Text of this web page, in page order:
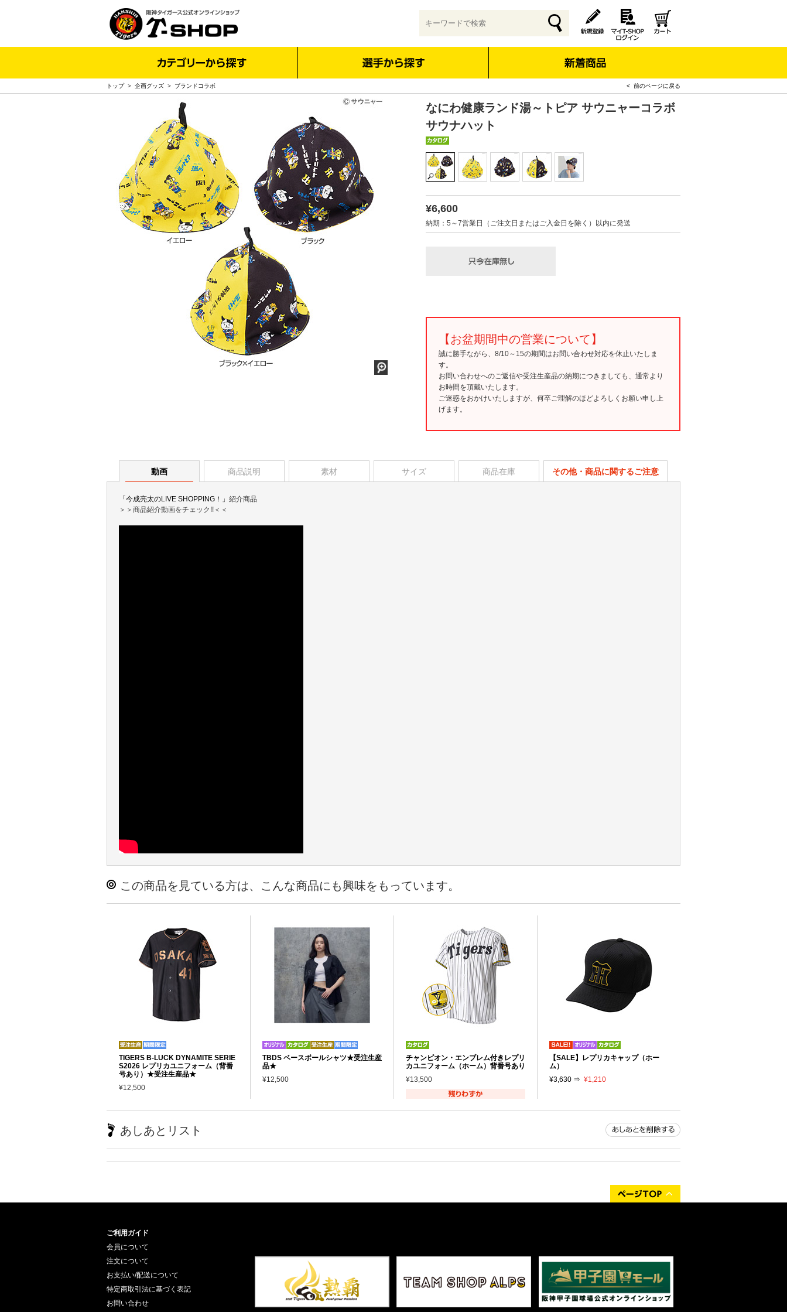
トップ> 企画グッズ > ブランドコラボ < 前のページに戻る
なにわ健康ランド湯～トピア サウニャーコラボ
サウナハット
¥6,600
納期：5～7営業日（ご注文日またはご入金日を除く）以内に発送
【お盆期間中の営業について】
誠に勝手ながら、8/10～15の期間はお問い合わせ対応を休止いたしま
す。
お問い合わせへのご返信や受注生産品の納期につきましても、通常より
お時間を頂戴いたします。
ご迷惑をおかけいたしますが、何卒ご理解のほどよろしくお願い申し上
げます。
動画 商品説明 素材 サイズ 商品在庫 その他・商品に関するご注意
「今成亮太のLIVE SHOPPING！」 紹介商品
＞＞商品紹介動画をチェック!!＜＜
この商品を見ている方は、こんな商品にも興味をもっています。
TIGERS B-LUCK DYNAMITE SERIE
S2026 レプリカユニフォーム（背番
号あり）★受注生産品★
¥12,500
TBDS ベースボールシャツ★受注生産
品★
¥12,500
チャンピオン・エンブレム付きレプリ
カユニフォーム（ホーム）背番号あり
¥13,500
【SALE】レプリカキャップ（ホー
ム）
¥3,630 ⇒ ¥1,210
あしあとリスト
ご利用ガイド
会員について
注文について
お支払い/配送について
特定商取引法に基づく表記
お問い合わせ